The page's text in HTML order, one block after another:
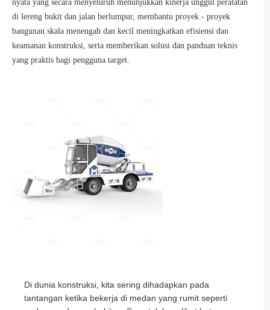
nyata yang secara menyeluruh menunjukkan kinerja unggul peralatan
di lereng bukit dan jalan berlumpur, membantu proyek - proyek
bangunan skala menengah dan kecil meningkatkan efisiensi dan
keamanan konstruksi, serta memberikan solusi dan panduan teknis
yang praktis bagi pengguna target.
Di dunia konstruksi, kita sering dihadapkan pada
tantangan ketika bekerja di medan yang rumit seperti